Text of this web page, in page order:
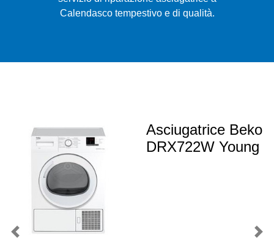
Calendasco tempestivo e di qualità.
Asciugatrice Beko
DRX722W Young